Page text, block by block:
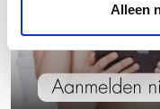
Alleen